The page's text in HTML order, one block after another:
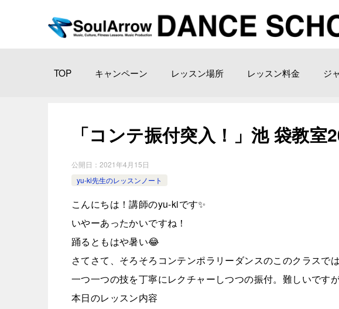
TOP キャンペーン レッスン場所 レッスン料金 ジ
「コンテ振付突入！」池 袋教
公開日： 2021年4月15日
yu-ki先生のレッスンノート
こんにちは！講師のyu-kiです✨
いやーあったかいですね！
踊るともはや暑い😂
さてさて、そろそろコンテンポラリーダンスのこのクラスで
一つ一つの技を丁寧にレクチャーしつつの振付。難しいです
本日のレッスン内容